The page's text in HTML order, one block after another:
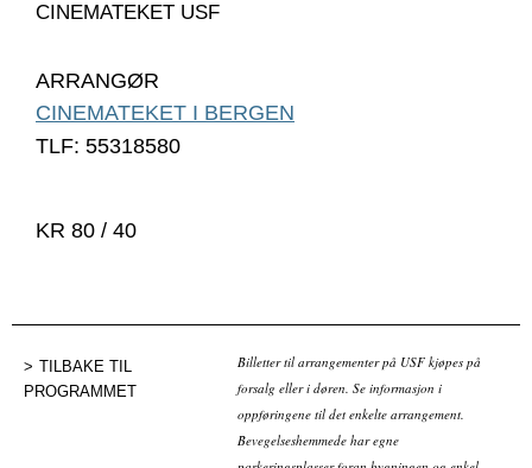
CINEMATEKET USF
ARRANGØR
CINEMATEKET I BERGEN
TLF: 55318580
KR 80 / 40
TILBAKE TIL
PROGRAMMET
Billetter til arrangementer på USF kjøpes på
forsalg eller i døren. Se informasjon i
oppføringene til det enkelte arrangement.
Bevegelseshemmede har egne